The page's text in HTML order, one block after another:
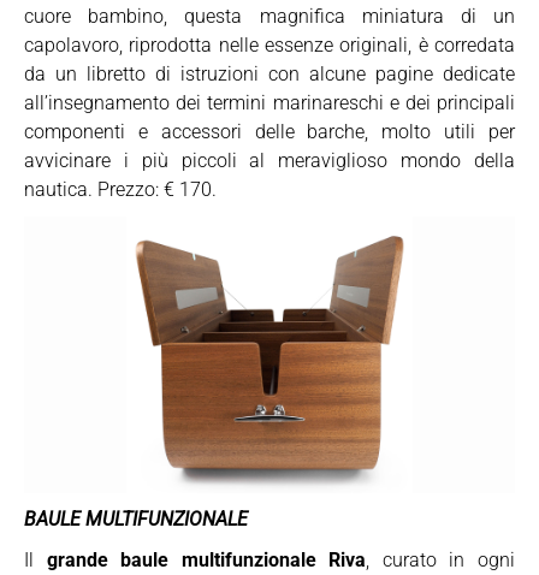
cuore bambino, questa magnifica miniatura di un
capolavoro, riprodotta nelle essenze originali, è corredata
da un libretto di istruzioni con alcune pagine dedicate
all’insegnamento dei termini marinareschi e dei principali
componenti e accessori delle barche, molto utili per
avvicinare i più piccoli al meraviglioso mondo della
nautica. Prezzo: € 170.
BAULE MULTIFUNZIONALE
Il grande baule multifunzionale Riva , curato in ogni